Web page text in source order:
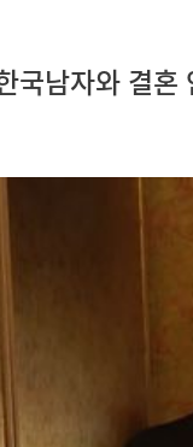
국남자와 결